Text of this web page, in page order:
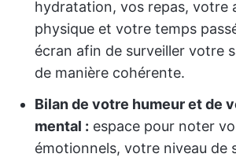
hydratation, vos repas, votre
physique et votre temps
écran afin de surveiller votre
de manière cohérente.
Bilan de votre humeur et de
mental : espace pour noter
émotionnels, votre niveau de